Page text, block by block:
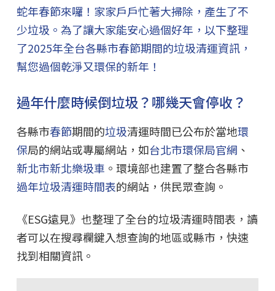
蛇年春節來囉！家家戶戶忙著大掃除，產生了不
少垃圾。為了讓大家能安心過個好年，以下整理
了2025年全台各縣市春節期間的垃圾清運資訊，
幫您過個乾淨又環保的新年！
過年什麼時候倒垃圾？哪幾天會停收？
各縣市春節期間的垃圾清運時間已公布於當地環
保局的網站或專屬網站，如台北市環保局官網 、
新北市新北樂圾車 。環境部也建置了整合各縣市
過年垃圾清運時間表的網站，供民眾查詢。
《ESG遠見》也整理了全台的垃圾清運時間表，讀
者可以在搜尋欄鍵入想查詢的地區或縣市，快速
找到相關資訊。